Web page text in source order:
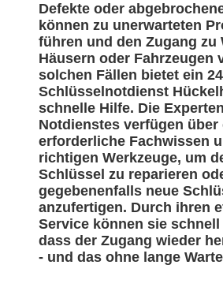
Defekte oder
können zu unerwarteten
führen und den Zugang zu
Häusern oder Fahrzeugen
solchen Fällen bietet ein
Schlüsselnotdienst
schnelle Hilfe. Die
Notdienstes verfügen über
erforderliche Fachwissen
richtigen Werkzeuge, um
Schlüssel zu reparieren
gegebenenfalls neue
anzufertigen. Durch ihren
Service können sie
dass der Zugang wieder
- und das ohne lange